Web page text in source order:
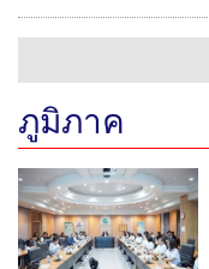
ภูมิภาค